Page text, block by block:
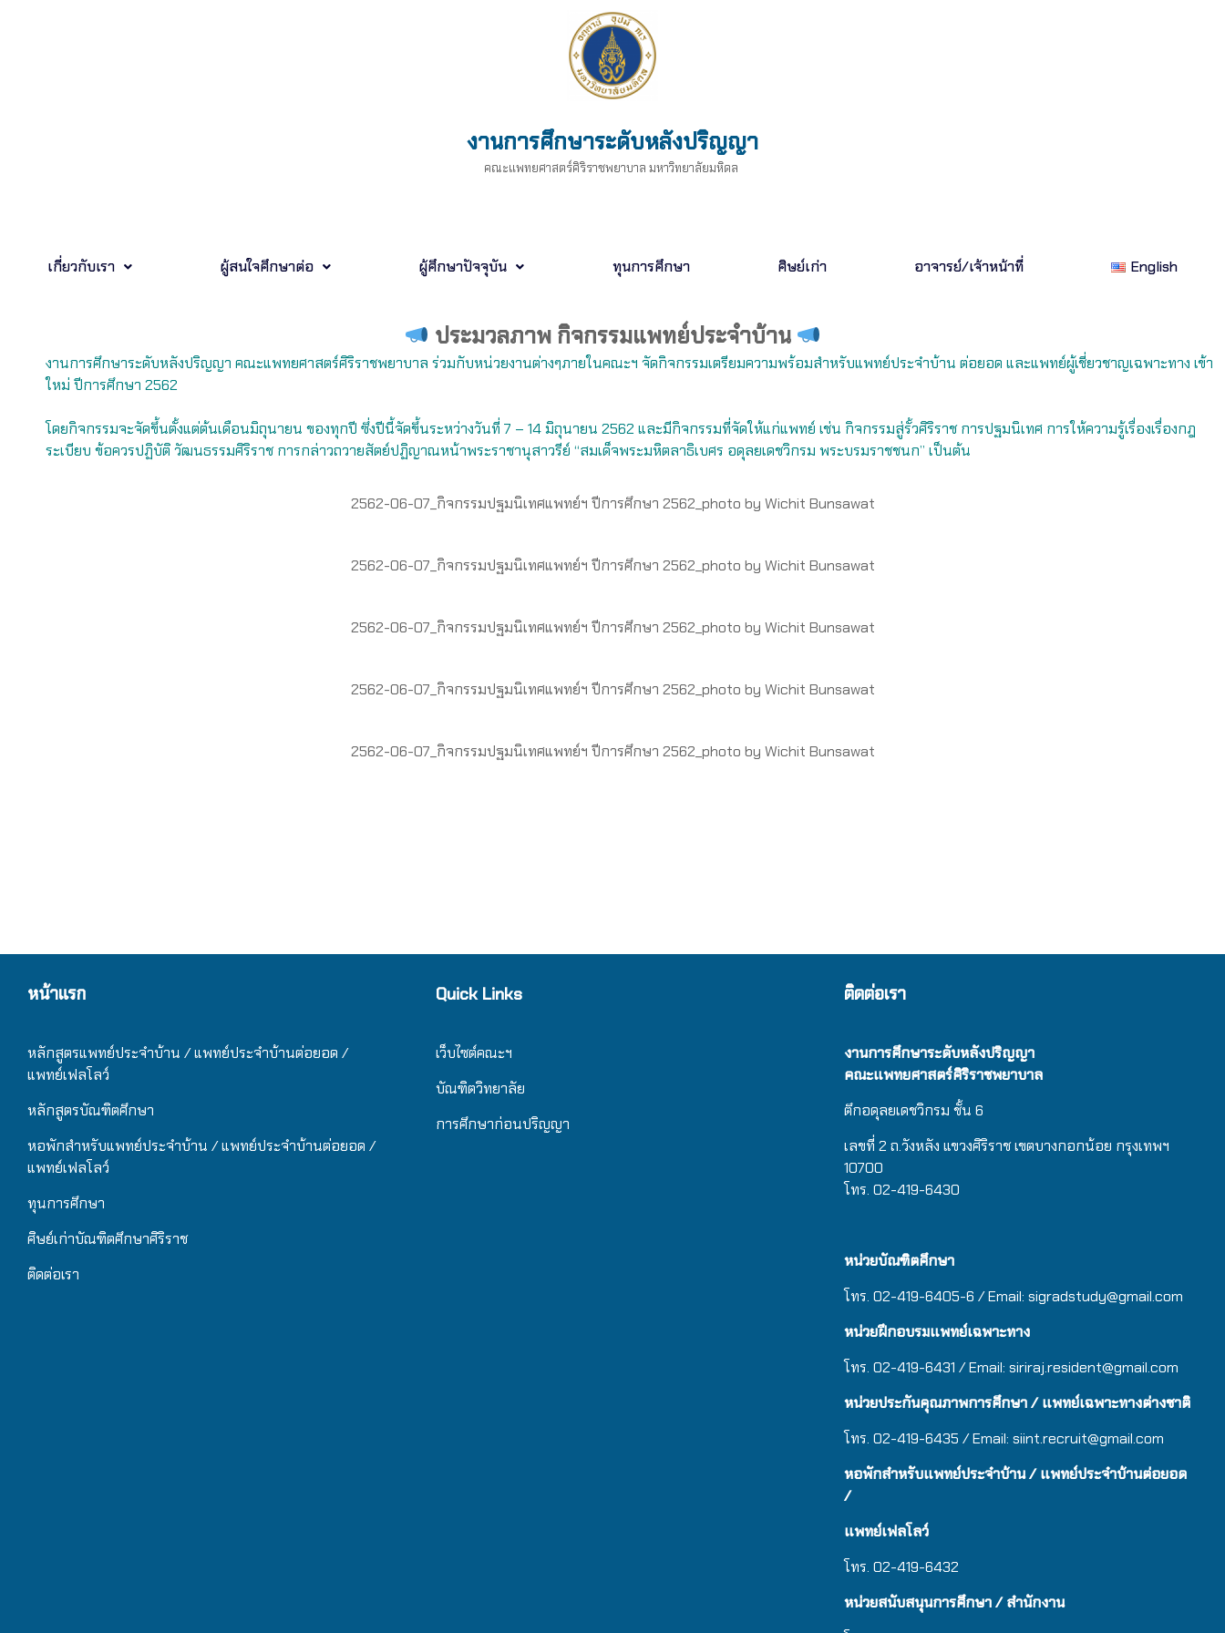
งานการศึกษาระดับหลังปริญญา
คณะแพทยศาสตร์ศิริราชพยาบาล มหาวิทยาลัยมหิดล
เกี่ยวกับเรา ผู้สนใจศึกษาต่อ ผู้ศึกษาปัจจุบัน ทุนการศึกษา ศิษย์เก่า อาจารย์/เจ้าหน้าที่ English
ประมวลภาพ กิจกรรมแพทย์ประจำบ้าน
งานการศึกษาระดับหลังปริญญา คณะแพทยศาสตร์ศิริราชพยาบาล ร่วมกับหน่วยงานต่างๆภายในคณะฯ จัดกิจกรรมเตรียมความพร้อมสำหรับแพทย์ประจำบ้าน ต่อยอด และแพทย์ผู้เชี่ยวชาญเฉพาะทาง เข้า
ใหม่ ปีการศึกษา 2562
โดยกิจกรรมจะจัดขึ้นตั้งแต่ต้นเดือนมิถุนายน ของทุกปี ซึ่งปีนี้จัดขึ้นระหว่างวันที่ 7 – 14 มิถุนายน 2562 และมีกิจกรรมที่จัดให้แก่แพทย์ เช่น กิจกรรมสู่รั้วศิริราชการปฐมนิเทศ การให้ความรู้เรื่องเรื่องกฎ
ระเบียบ ข้อควรปฏิบัติ วัฒนธรรมศิริราชการกล่าวถวายสัตย์ปฏิญาณหน้าพระราชานุสาวรีย์ “สมเด็จพระมหิตลาธิเบศร อดุลยเดชวิกรม พระบรมราชชนก” เป็นต้น
2562-06-07_กิจกรรมปฐมนิเทศแพทย์ฯ ปีการศึกษา 2562_photo by Wichit Bunsawat
2562-06-07_กิจกรรมปฐมนิเทศแพทย์ฯ ปีการศึกษา 2562_photo by Wichit Bunsawat
2562-06-07_กิจกรรมปฐมนิเทศแพทย์ฯ ปีการศึกษา 2562_photo by Wichit Bunsawat
2562-06-07_กิจกรรมปฐมนิเทศแพทย์ฯ ปีการศึกษา 2562_photo by Wichit Bunsawat
2562-06-07_กิจกรรมปฐมนิเทศแพทย์ฯ ปีการศึกษา 2562_photo by Wichit Bunsawat
หน้าแรก
หลักสูตรแพทย์ประจำบ้าน / แพทย์ประจำบ้านต่อยอด /
แพทย์เฟลโลว์
หลักสูตรบัณฑิตศึกษา
หอพักสำหรับแพทย์ประจำบ้าน / แพทย์ประจำบ้านต่อยอด /
แพทย์เฟลโลว์
ทุนการศึกษา
ศิษย์เก่าบัณฑิตศึกษาศิริราช
ติดต่อเรา
Quick Links
เว็บไซต์คณะฯ
บัณฑิตวิทยาลัย
การศึกษาก่อนปริญญา
ติดต่อเรา
งานการศึกษาระดับหลังปริญญา
คณะแพทยศาสตร์ศิริราชพยาบาล
ตึกอดุลยเดชวิกรม ชั้น 6
เลขที่ 2 ถ.วังหลัง แขวงศิริราช เขตบางกอกน้อย กรุงเทพฯ
10700
โทร. 02-419-6430
หน่วยบัณฑิตศึกษา
โทร. 02-419-6405-6 / Email: sigradstudy@gmail.com
หน่วยฝึกอบรมแพทย์เฉพาะทาง
โทร. 02-419-6431 / Email: siriraj.resident@gmail.com
หน่วยประกันคุณภาพการศึกษา / แพทย์เฉพาะทางต่างชาติ
โทร. 02-419-6435 / Email: siint.recruit@gmail.com
หอพักสำหรับแพทย์ประจำบ้าน/ แพทย์ประจำบ้านต่อยอด
/
แพทย์เฟลโลว์
โทร. 02-419-6432
หน่วยสนับสนุนการศึกษา / สำนักงาน